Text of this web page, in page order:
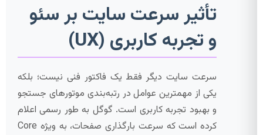
تأثیر سرعت سایت بر سئو
و تجربه کاربری (UX)
سرعت سایت دیگر فقط یک فاکتور فنی نیست؛ بلکه
یکی از مهمترین عوامل در رتبه‌بندی موتورهای جستجو
و بهبود تجربه کاربری است. گوگل به طور رسمی اعلام
کرده است که سرعت بارگذاری صفحات، به ویژه Core